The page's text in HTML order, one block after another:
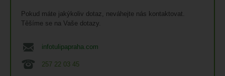
Pokud máte jakýkoliv dotaz, neváhejte nás kontaktovat.
Těšíme se na Vaše dotazy.
infotulipapraha.com
257 22 03 45